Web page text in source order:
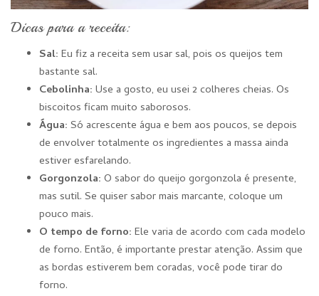
Dicas para a receita:
Sal: Eu fiz a receita sem usar sal, pois os queijos tem
bastante sal.
Cebolinha: Use a gosto, eu usei 2 colheres cheias. Os
biscoitos ficam muito saborosos.
Água: Só acrescente água e bem aos poucos, se depois
de envolver totalmente os ingredientes a massa ainda
estiver esfarelando.
Gorgonzola: O sabor do queijo gorgonzola é presente,
mas sutil. Se quiser sabor mais marcante, coloque um
pouco mais.
O tempo de forno: Ele varia de acordo com cada modelo
de forno. Então, é importante prestar atenção. Assim que
as bordas estiverem bem coradas, você pode tirar do
forno.